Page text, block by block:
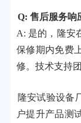
Q: 售后服务响
A: 是的，隆安
保修期内免费
修。技术支持
隆安试验设备
户提升产品测